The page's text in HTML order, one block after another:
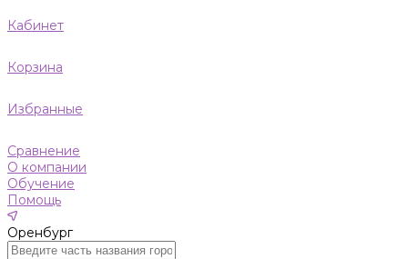
Кабинет
Корзина
Избранные
Сравнение
О компании
Обучение
Помощь
Оренбург